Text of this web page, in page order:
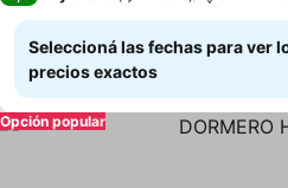
Seleccioná las fechas para ver
precios exactos
Opción popular